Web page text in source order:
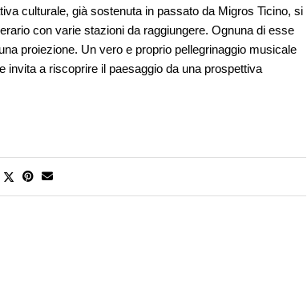
culturale, già sostenuta in passato da Migros Ticino, si
con varie stazioni da raggiungere. Ognuna di esse
proiezione. Un vero e proprio pellegrinaggio musicale
invita a riscoprire il paesaggio da una prospettiva